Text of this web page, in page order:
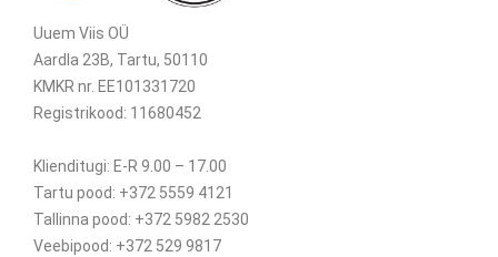
Uuem Viis OÜ
Aardla 23B, Tartu, 50110
KMKR nr. EE101331720
Registrikood: 11680452
Klienditugi: E-R 9.00 – 17.00
Tartu pood: +372 5559 4121
Tallinna pood: +372 5982 2530
Veebipood: +372 529 9817